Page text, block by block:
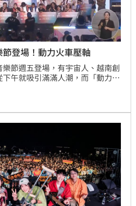
登場！動力火車壓軸
節週五登場，有宇宙人、越南創
午就吸引滿滿人潮，而「動力火